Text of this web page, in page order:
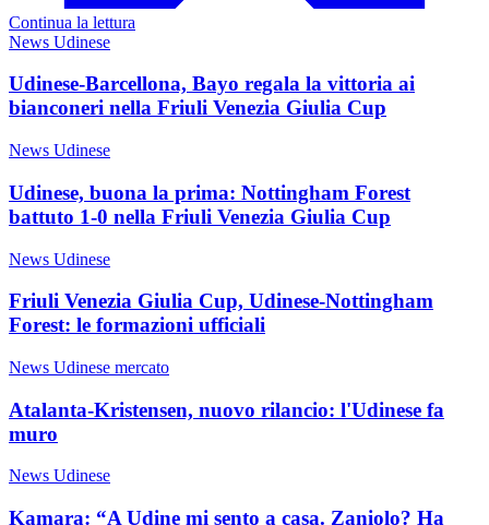
Continua la lettura
News Udinese
Udinese-Barcellona, Bayo regala la vittoria ai
bianconeri nella Friuli Venezia Giulia Cup
News Udinese
Udinese, buona la prima: Nottingham Forest
battuto 1-0 nella Friuli Venezia Giulia Cup
News Udinese
Friuli Venezia Giulia Cup, Udinese-Nottingham
Forest: le formazioni ufficiali
News Udinese mercato
Atalanta-Kristensen, nuovo rilancio: l'Udinese fa
muro
News Udinese
Kamara: “A Udine mi sento a casa. Zaniolo? Ha